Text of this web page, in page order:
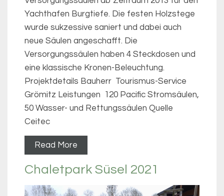
Yachthafen Burgtiefe. Die festen Holzstege
wurde sukzessive saniert und dabei auch
neue Säulen angeschafft. Die
Versorgungssäulen haben 4 Steckdosen und
eine klassische Kronen-Beleuchtung.
Projektdetails Bauherr Tourismus-Service
Grömitz Leistungen 120 Pacific Stromsäulen,
50 Wasser- und Rettungssäulen Quelle
Ceitec
Read More
Chaletpark Süsel 2021